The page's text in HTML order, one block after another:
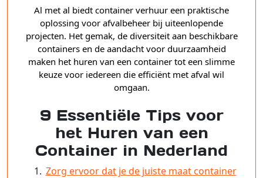
Al met al biedt container verhuur een praktische
oplossing voor afvalbeheer bij uiteenlopende
projecten. Het gemak, de diversiteit aan beschikbare
containers en de aandacht voor duurzaamheid
maken het huren van een container tot een slimme
keuze voor iedereen die efficiënt met afval wil
omgaan.
9 Essentiële Tips voor
het Huren van een
Container in Nederland
Zorg ervoor dat je de juiste maat container